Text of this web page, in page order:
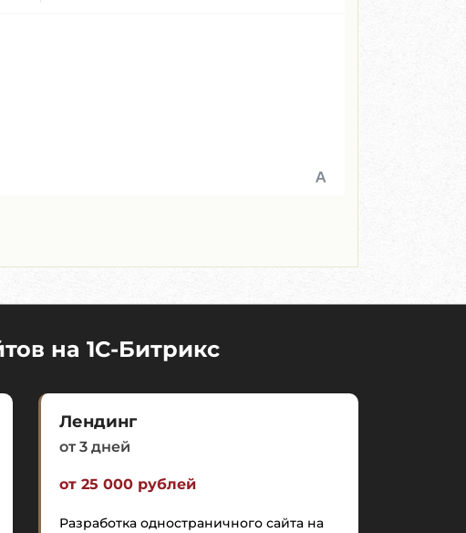
на 1C-Битрикс
Лендинг
от 3 дней
от 25 000 рублей
Разработка одностраничного сайта на